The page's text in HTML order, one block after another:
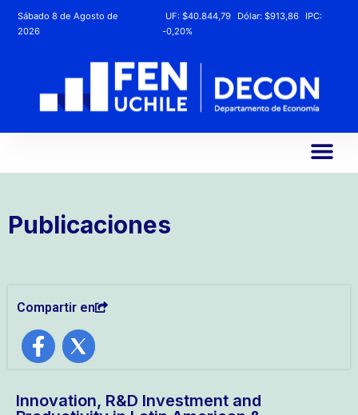
Sábado 8 de Agosto de
2026
UF:$40.844,79 Dólar:$913,86
IPC:
-0,20%
Publicaciones
Compartir en
Innovation, R&D Investment and